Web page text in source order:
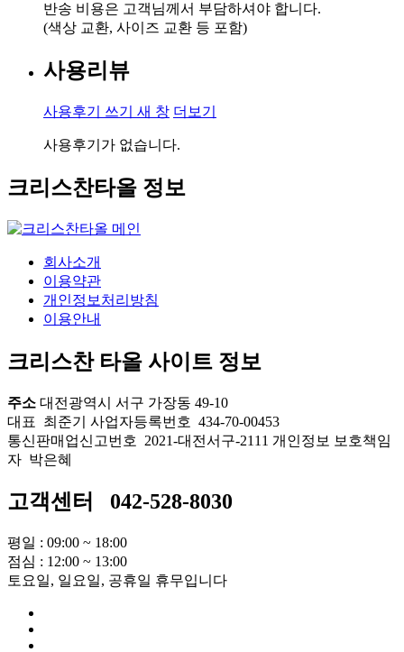
반송 비용은 고객님께서 부담하셔야 합니다.
(색상 교환, 사이즈 교환 등 포함)
사용리뷰
사용후기 쓰기 새 창 더보기
사용후기가 없습니다.
크리스찬타올 정보
회사소개
이용약관
개인정보처리방침
이용안내
크리스찬 타올 사이트 정보
주소 대전광역시 서구 가장동 49-10
대표 최준기
사업자등록번호 434-70-00453
통신판매업신고번호 2021-대전서구-2111 개인정보 보호책임
자 박은혜
고객센터 042-528-8030
평일 : 09:00 ~ 18:00
점심 : 12:00 ~ 13:00
토요일, 일요일, 공휴일 휴무입니다